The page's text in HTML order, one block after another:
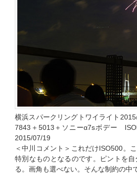
横浜スパークリングトワイライト
7843＋5013＋ソニーα7sボデー
2015/07/19
＜中川コメント＞これだけISO500。
特別なものとなるのです。ピントを
る。画角も選べない。そんな制約の中